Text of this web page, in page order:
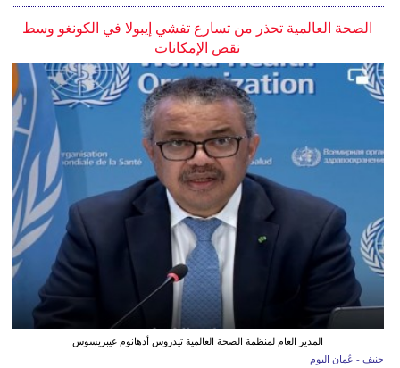
الصحة العالمية تحذر من تسارع تفشي إيبولا في الكونغو وسط
نقص الإمكانات
المدير العام لمنظمة الصحة العالمية تيدروس أدهانوم غيبريسوس
جنيف - عُمان اليوم